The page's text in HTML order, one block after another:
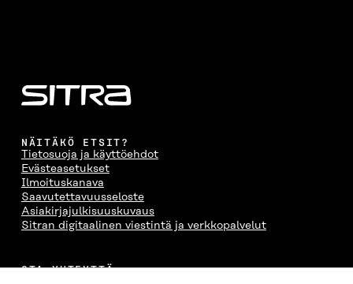
NÄITÄKÖ ETSIT?
Tietosuoja ja käyttöehdot
Evästeasetukset
Ilmoituskanava
Saavutettavuusseloste
Asiakirjajulkisuuskuvaus
Sitran digitaalinen viestintä ja verkkopalvelut
OTA YHTEYTTÄ